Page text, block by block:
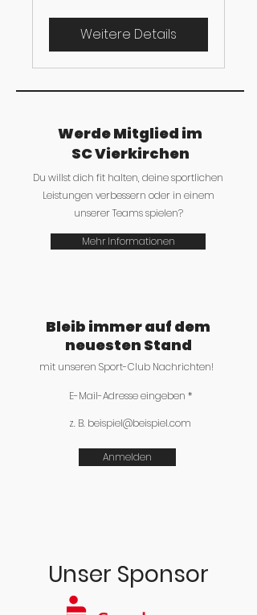
Weitere Details
Werde Mitglied im
SC Vierkirchen
Mehr Informationen
Du willst dich fit halten, deine sportlichen
Leistungen verbessern oder in einem
unserer Teams spielen?
Bleib immer auf dem
neuesten Stand
mit unseren Sport-Club Nachrichten!
E-Mail-Adresse eingeben
Anmelden
Unser Sponsor